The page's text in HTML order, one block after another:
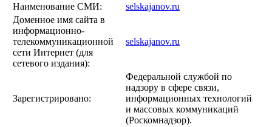
Наименование СМИ:
selskajanov.ru
Доменное имя сайта в
информационно-
телекоммуникационной
сети Интернет (для
сетевого издания):
selskajanov.ru
Зарегистрировано:
Федеральной службой по
надзору в сфере связи,
информационных технологий
и массовых коммуникаций
(Роскомнадзор).